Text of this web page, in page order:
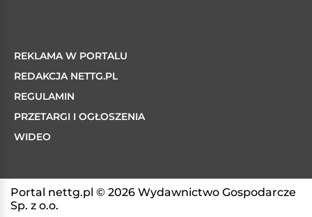
REKLAMA W PORTALU
REDAKCJA NETTG.PL
REGULAMIN
PRZETARGI I OGŁOSZENIA
WIDEO
Portal nettg.pl © 2026 Wydawnictwo Gospodarcze
Sp. z o.o.